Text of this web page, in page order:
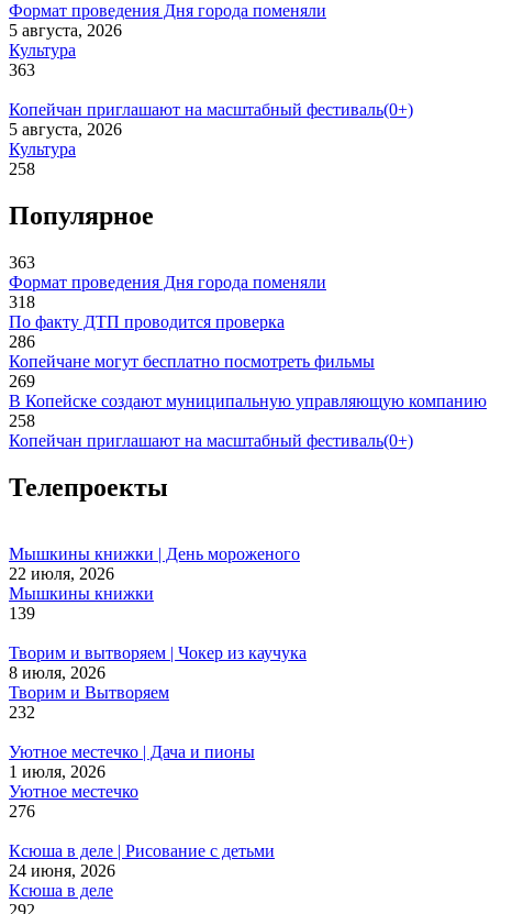
Формат проведения Дня города поменяли
5 августа, 2026
Культура
363
Копейчан приглашают на масштабный фестиваль(0+)
5 августа, 2026
Культура
258
Популярное
363
Формат проведения Дня города поменяли
318
По факту ДТП проводится проверка
286
Копейчане могут бесплатно посмотреть фильмы
269
В Копейске создают муниципальную управляющую компанию
258
Копейчан приглашают на масштабный фестиваль(0+)
Телепроекты
Мышкины книжки | День мороженого
22 июля, 2026
Мышкины книжки
139
Творим и вытворяем | Чокер из каучука
8 июля, 2026
Творим и Вытворяем
232
Уютное местечко | Дача и пионы
1 июля, 2026
Уютное местечко
276
Ксюша в деле | Рисование с детьми
24 июня, 2026
Ксюша в деле
292